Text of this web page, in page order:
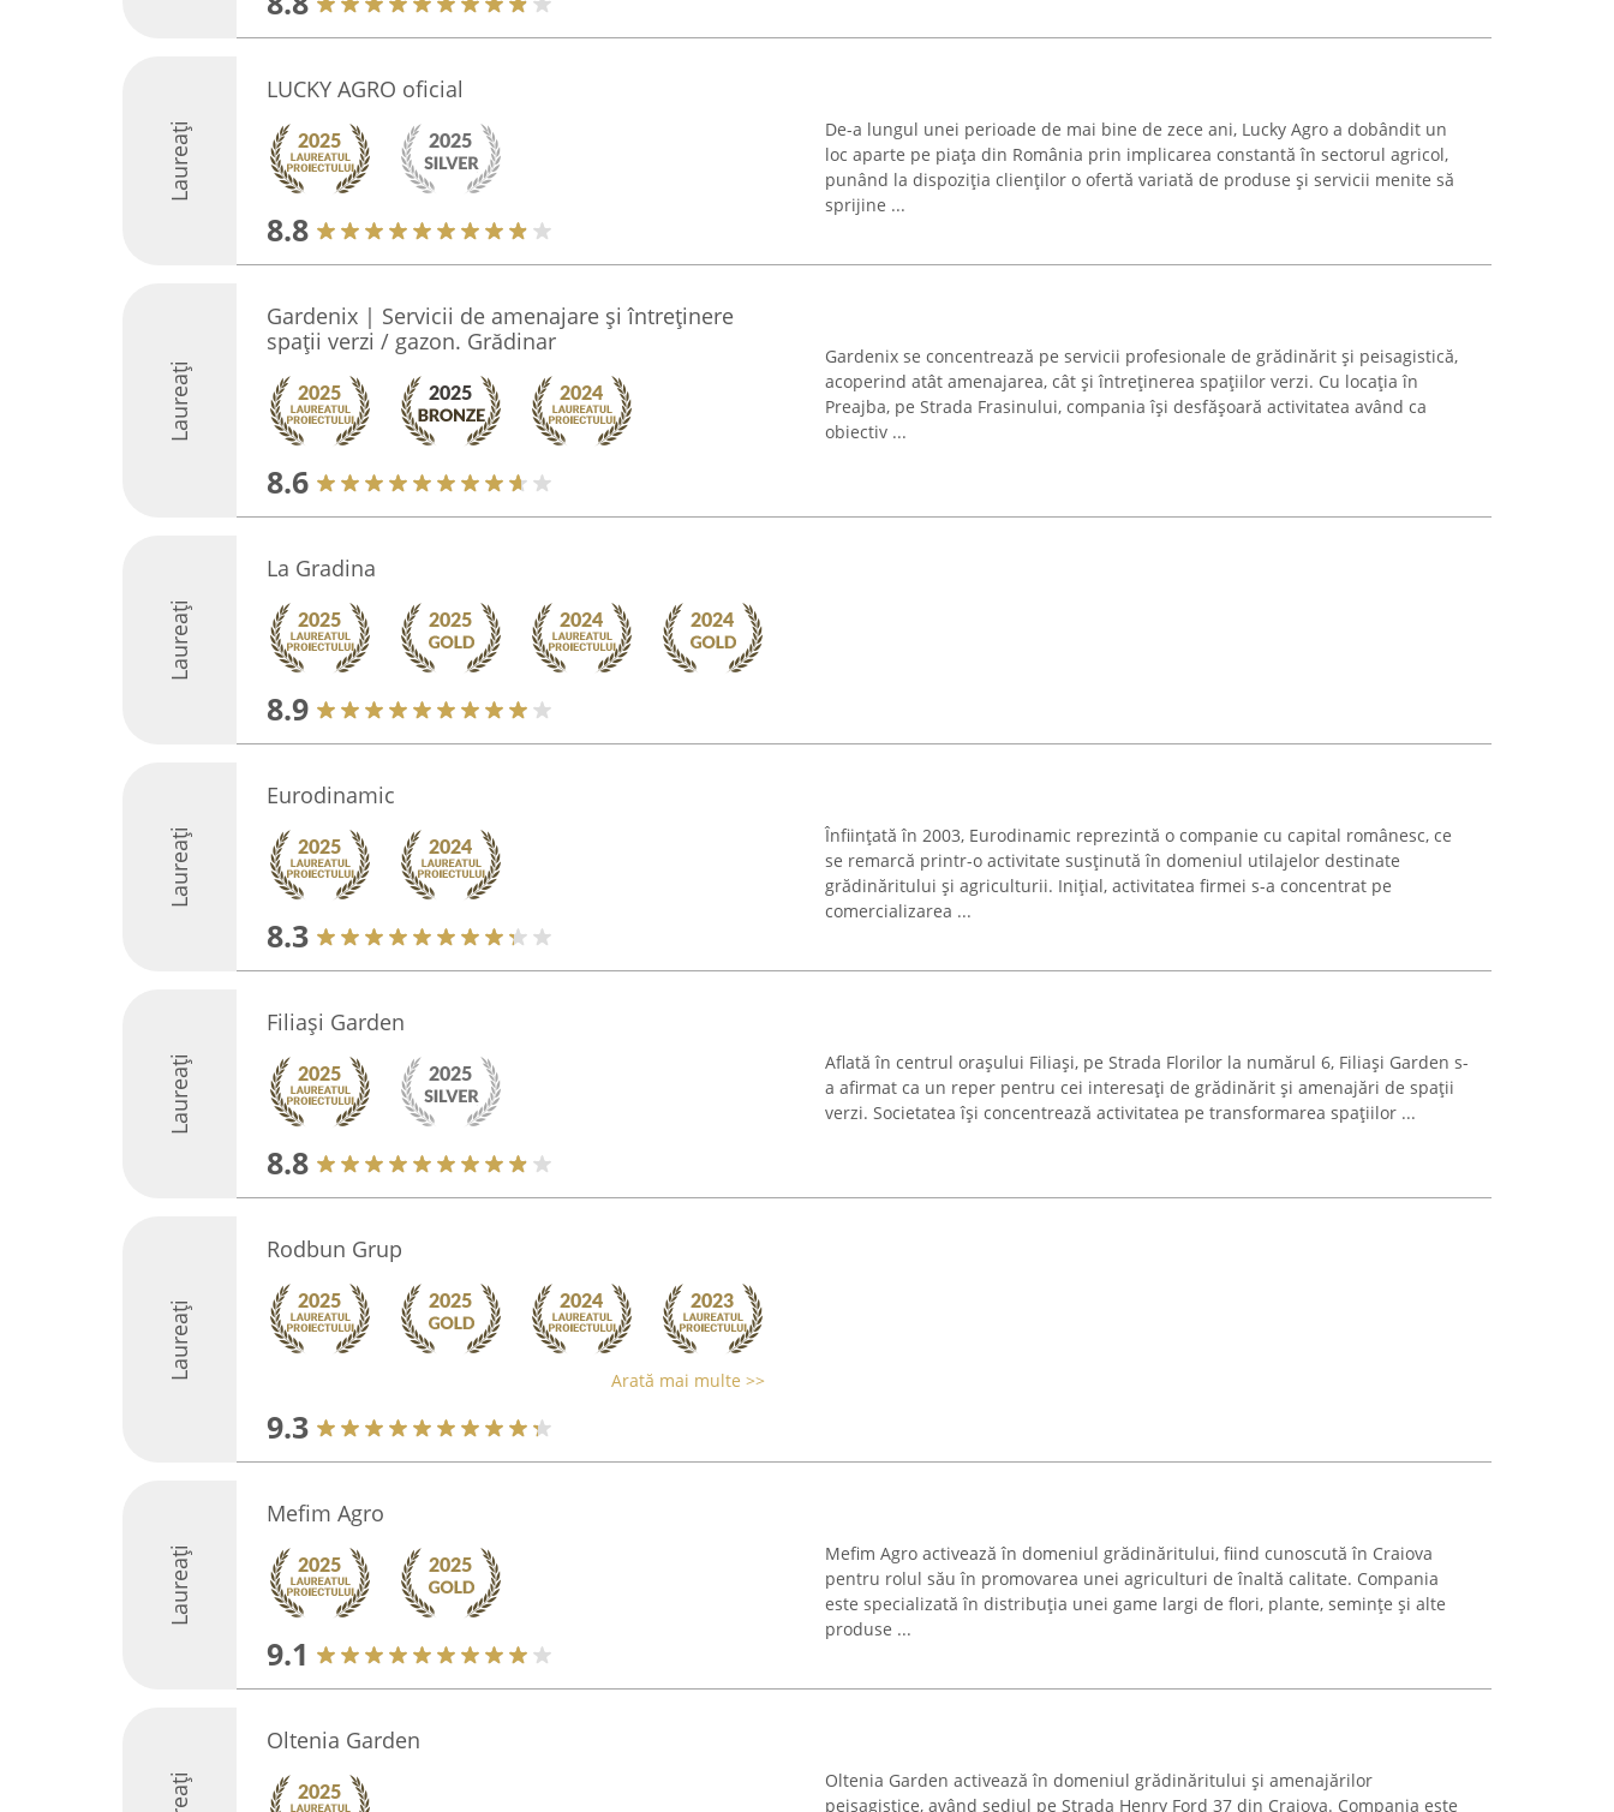
Laureați
LUCKY AGRO oficial
8.8
De-a lungul unei perioade de mai bine de zece ani, Lucky Agro a dobândit un
loc aparte pe piața din România prin implicarea constantă în sectorul agricol,
punând la dispoziția clienților o ofertă variată de produse și servicii menite să
sprijine ...
Laureați
Gardenix | Servicii de amenajare și întreținere
spații verzi / gazon. Grădinar
8.6
Gardenix se concentrează pe servicii profesionale de grădinărit și peisagistică,
acoperind atât amenajarea, cât și întreținerea spațiilor verzi. Cu locația în
Preajba, pe Strada Frasinului, compania își desfășoară activitatea având ca
obiectiv ...
Laureați
La Gradina
8.9
Laureați
Eurodinamic
8.3
Înființată în 2003, Eurodinamic reprezintă o companie cu capital românesc, ce
se remarcă printr-o activitate susținută în domeniul utilajelor destinate
grădinăritului și agriculturii. Inițial, activitatea firmei s-a concentrat pe
comercializarea ...
Laureați
Filiași Garden
8.8
Aflată în centrul orașului Filiași, pe Strada Florilor la numărul 6, Filiași Garden s-
a afirmat ca un reper pentru cei interesați de grădinărit și amenajări de spații
verzi. Societatea își concentrează activitatea pe transformarea spațiilor ...
Laureați
Rodbun Grup
Arată mai multe >>
9.3
Laureați
Mefim Agro
9.1
Mefim Agro activează în domeniul grădinăritului, fiind cunoscută în Craiova
pentru rolul său în promovarea unei agriculturi de înaltă calitate. Compania
este specializată în distribuția unei game largi de flori, plante, semințe și alte
produse ...
Oltenia Garden
Oltenia Garden activează în domeniul grădinăritului și amenajărilor
peisagistice, având sediul pe Strada Henry Ford 37 din Craiova. Compania este